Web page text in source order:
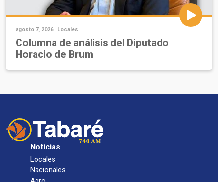
agosto 7, 2026 | Locales
Columna de análisis del Diputado
Horacio de Brum
Noticias
Locales
Nacionales